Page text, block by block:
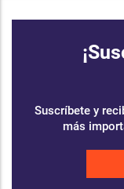
Suscríbete y
más